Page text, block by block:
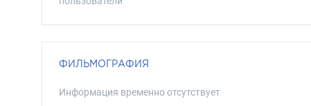
ФИЛЬМОГРАФИЯ
Информация временно отсутствует